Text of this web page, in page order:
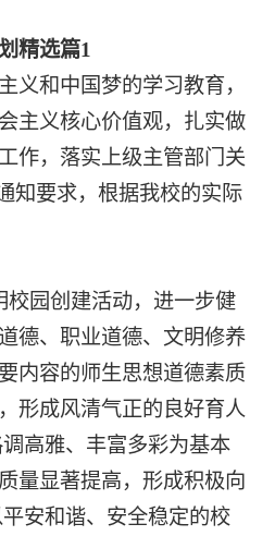
精选篇1
义和中国梦的学习教育，
主义核心价值观，扎实做
作，落实上级主管部门关
知要求，根据我校的实际
校园创建活动，进一步健
德、职业道德、文明修养
内容的师生思想道德素质
形成风清气正的良好育人
高雅、丰富多彩为基本
量显著提高，形成积极向
平安和谐、安全稳定的校